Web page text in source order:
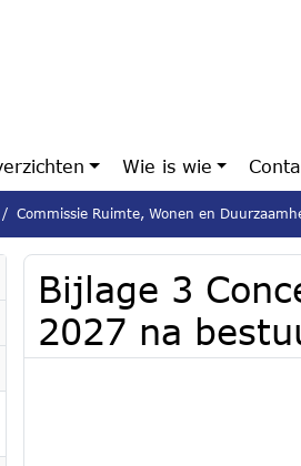
Wie is wie
Commissie Ruimte, Wonen en Duurzaamheid
Bijlage 3
2027 na